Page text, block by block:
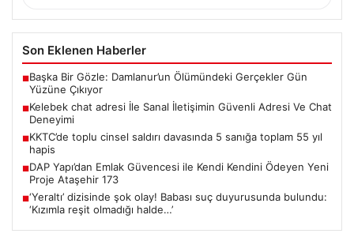
Son Eklenen Haberler
■Başka Bir Gözle: Damlanur’un Ölümündeki Gerçekler Gün
Yüzüne Çıkıyor
■Kelebek chat adresi İle Sanal İletişimin Güvenli Adresi Ve Chat
Deneyimi
■KKTC’de toplu cinsel saldırı davasında 5 sanığa toplam 55 yıl
hapis
■DAP Yapı’dan Emlak Güvencesi ile Kendi Kendini Ödeyen Yeni
Proje Ataşehir 173
■‘Yeraltı’ dizisinde şok olay! Babası suç duyurusunda bulundu:
‘Kızımla reşit olmadığı halde…’